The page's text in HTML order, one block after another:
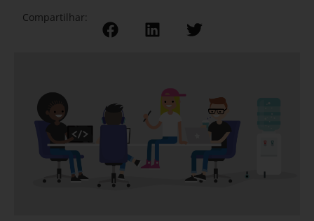
Compartilhar: